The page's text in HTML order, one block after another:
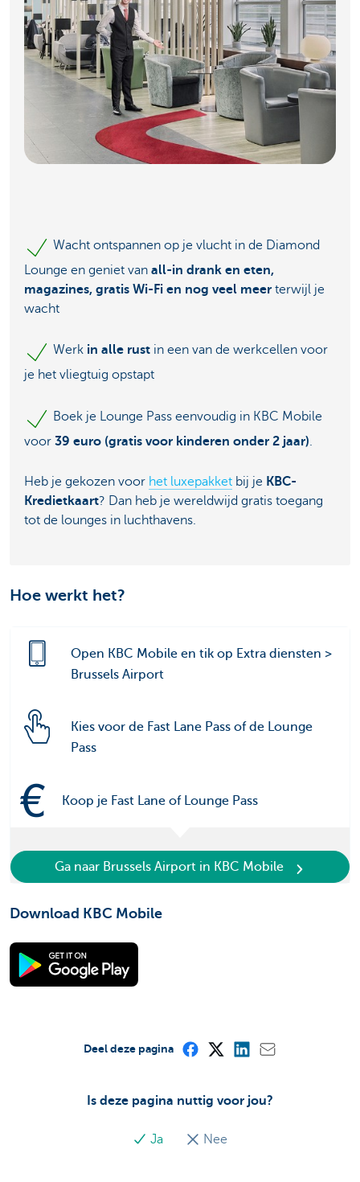
Wacht ontspannen op je vlucht in de Diamond
Lounge en geniet van all-in drank en eten,
magazines, gratis Wi-Fi en nog veel meer terwijl je
wacht
Werk in alle rust in een van de werkcellen voor
je het vliegtuig opstapt
Boek je Lounge Pass eenvoudig in KBC Mobile
voor 39 euro (gratis voor kinderen onder 2 jaar)
Heb je gekozen voor het luxepakket bij je KBC-
Kredietkaart? Dan heb je wereldwijd gratis toegang
tot de lounges in luchthavens.
Hoe werkt het?
Open KBC Mobile en tik op Extra diensten >
Brussels Airport
Kies voor de Fast Lane Pass of de Lounge
Pass
Koop je Fast Lane of Lounge Pass
Ga naar Brussels Airport in KBC Mobile
Download KBC Mobile
Is deze pagina nuttig voor jou?
Ja Nee
Deel deze pagina